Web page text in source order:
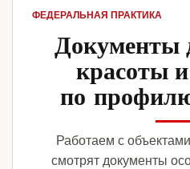
ФЕДЕРАЛЬНАЯ ПРАКТИКА
Документы
красоты
по
Работаем с
смотрят документы